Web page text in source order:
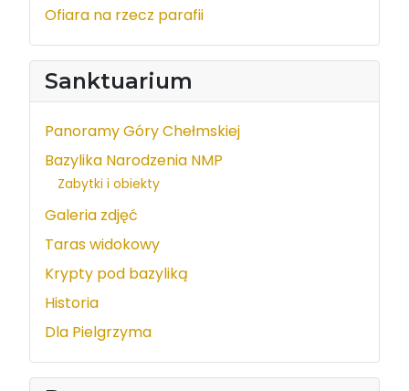
Ofiara na rzecz parafii
Sanktuarium
Panoramy Góry Chełmskiej
Bazylika Narodzenia NMP
Zabytki i obiekty
Galeria zdjęć
Taras widokowy
Krypty pod bazyliką
Historia
Dla Pielgrzyma